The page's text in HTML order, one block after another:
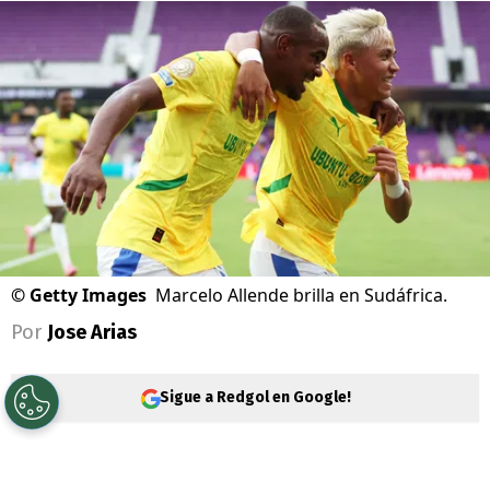
© Getty Images Marcelo Allende brilla en Sudáfrica.
Por Jose Arias
Sigue a Redgol en Google!